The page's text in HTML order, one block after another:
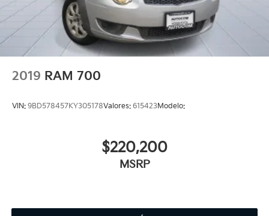
2019 RAM 700
VIN: 9BD578457KY305178Valores: 615423Modelo:
$220,200
MSRP